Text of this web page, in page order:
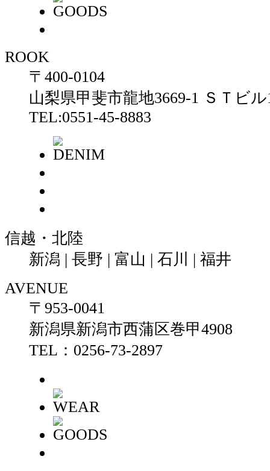
ROOK
〒400-0104
山梨県甲斐市龍地3669-1 ＳＴビル
TEL:0551-45-8883
信越・北陸
新潟 | 長野 | 富山 | 石川 | 福井
AVENUE
〒953-0041
新潟県新潟市西蒲区巻甲4908
TEL：0256-73-2897